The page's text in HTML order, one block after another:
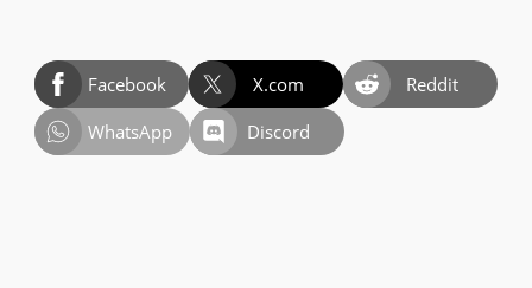
Facebook X.com
Reddit
WhatsApp
Discord